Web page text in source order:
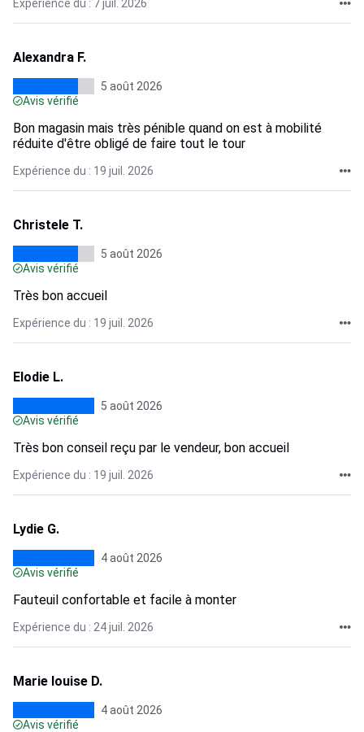
Expérience du : 7 juil. 2026
Alexandra F.
5 août 2026
Avis vérifié
Bon magasin mais très pénible quand on est à mobilité
réduite d'être obligé de faire tout le tour
Expérience du : 19 juil. 2026
Christele T.
5 août 2026
Avis vérifié
Très bon accueil
Expérience du : 19 juil. 2026
Elodie L.
5 août 2026
Avis vérifié
Très bon conseil reçu par le vendeur, bon accueil
Expérience du : 19 juil. 2026
Lydie G.
4 août 2026
Avis vérifié
Fauteuil confortable et facile à monter
Expérience du : 24 juil. 2026
Marie louise D.
4 août 2026
Avis vérifié